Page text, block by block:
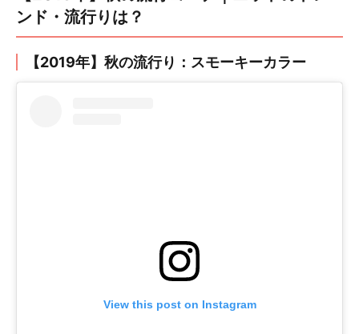
ンド・流行りは？
【2019年】秋の流行り：スモーキーカラー
View this post on Instagram